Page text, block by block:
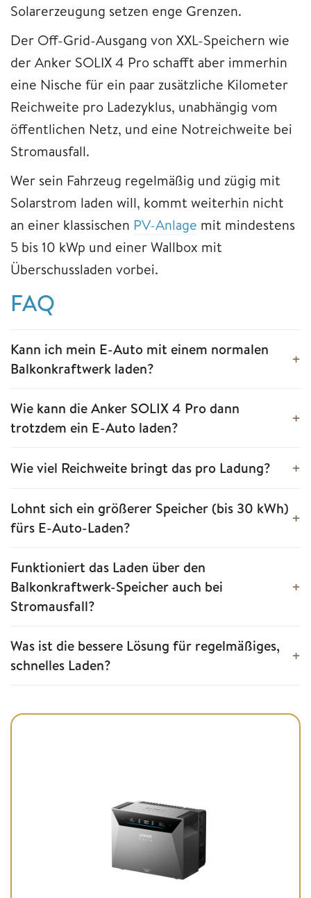
Solarerzeugung setzen enge Grenzen.
Der Off-Grid-Ausgang von XXL-Speichern wie
der Anker SOLIX 4 Pro schafft aber immerhin
eine Nische für ein paar zusätzliche Kilometer
Reichweite pro Ladezyklus, unabhängig vom
öffentlichen Netz, und eine Notreichweite bei
Stromausfall.
Wer sein Fahrzeug regelmäßig und zügig mit
Solarstrom laden will, kommt weiterhin nicht
an einer klassischen PV-Anlage mit mindestens
5 bis 10 kWp und einer Wallbox mit
Überschussladen vorbei.
FAQ
Kann ich mein E-Auto mit einem normalen
Balkonkraftwerk laden?
Wie kann die Anker SOLIX 4 Pro dann
trotzdem ein E-Auto laden?
Wie viel Reichweite bringt das pro Ladung?
Lohnt sich ein größerer Speicher (bis 30 kWh)
fürs E-Auto-Laden?
Funktioniert das Laden über den
Balkonkraftwerk-Speicher auch bei
Stromausfall?
Was ist die bessere Lösung für regelmäßiges,
schnelles Laden?